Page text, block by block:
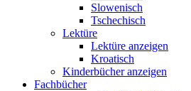
Slowenisch
Tschechisch
Lektüre
Lektüre anzeigen
Kroatisch
Kinderbücher anzeigen
Fachbücher